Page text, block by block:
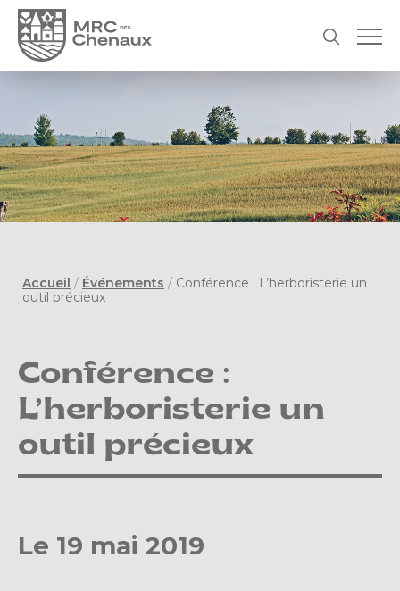
Accueil / Événements / Conférence : L’herboristerie un
outil précieux
Conférence :
L’herboristerie un
outil précieux
Le 19 mai 2019